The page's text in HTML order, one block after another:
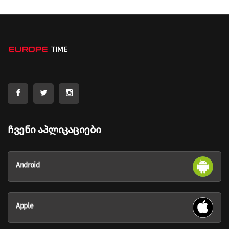
Ჩვენი Აპლიკაციები
Android
Apple